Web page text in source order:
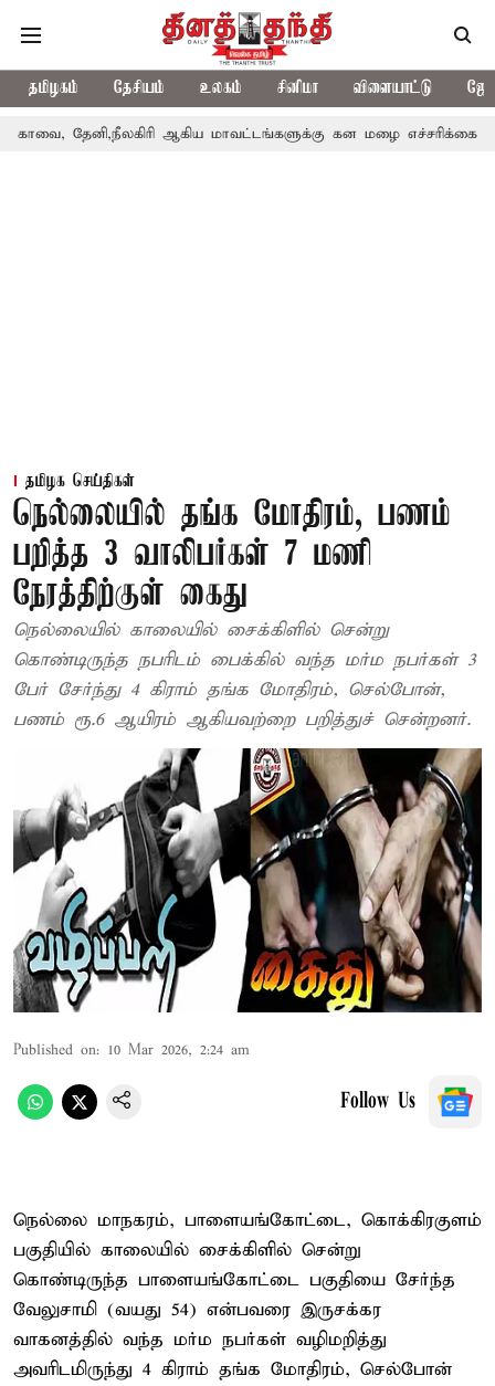
தமிழகம் தேசியம் உலகம் சினிமா விளையாட்டு
ஆகிய மாவட்டங்களுக்கு கன மழை எச்சரிக்கை
தமிழக செய்திகள்
நெல்லையில் தங்க மோதிரம், பணம்
பறித்த 3 வாலிபர்கள் 7 மணி
நேரத்திற்குள் கைது
நெல்லையில் காலையில் சைக்கிளில் சென்று
கொண்டிருந்த நபரிடம் பைக்கில் வந்த மர்ம நபர்கள் 3
பேர் சேர்ந்து 4 கிராம் தங்க மோதிரம், செல்போன்,
பணம் ரூ.6 ஆயிரம் ஆகியவற்றை பறித்துச் சென்றனர்.
Published on: 10 Mar 2026, 2:24 am
Follow Us
நெல்லை மாநகரம், பாளையங்கோட்டை, கொக்கிரகுளம்
பகுதியில் காலையில் சைக்கிளில் சென்று
கொண்டிருந்த பாளையங்கோட்டை பகுதியை சேர்ந்த
வேலுசாமி (வயது 54) என்பவரை இருசக்கர
வாகனத்தில் வந்த மர்ம நபர்கள் வழிமறித்து
அவரிடமிருந்து 4 கிராம் தங்க மோதிரம், செல்போன்